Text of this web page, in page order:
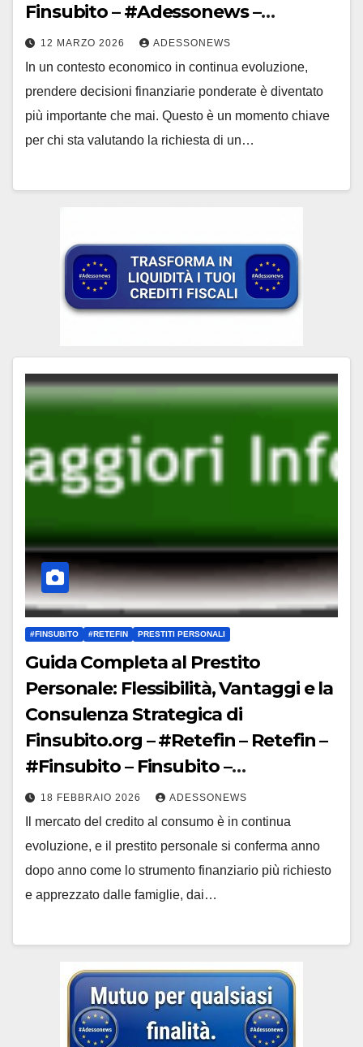
Finsubito – #Adessonews –
#Adessonews – #Finsubito –
Adessonews
12 MARZO 2026 ADESSONEWS
In un contesto economico in continua evoluzione,
prendere decisioni finanziarie ponderate è diventato
più importante che mai. Questo è un momento chiave
per chi sta valutando la richiesta di un…
#FINSUBITO #RETEFIN PRESTITI PERSONALI
Guida Completa al Prestito
Personale: Flessibilità, Vantaggi e la
Consulenza Strategica di
Finsubito.org – #Retefin – Retefin –
#Finsubito – Finsubito –
#Adessonews – #Adessonews –
#Finsubito – Adessonews
18 FEBBRAIO 2026 ADESSONEWS
Il mercato del credito al consumo è in continua
evoluzione, e il prestito personale si conferma anno
dopo anno come lo strumento finanziario più richiesto
e apprezzato dalle famiglie, dai…